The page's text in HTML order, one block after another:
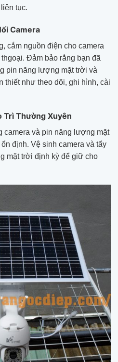
tục.
Camera
cắm nguồn điện cho camera
Đảm bảo rằng bạn đã
pin năng lượng mặt trời và
thiết như theo dõi, ghi hình, cài
Trì Thường Xuyên
camera và pin năng lượng mặt
định. Vệ sinh camera và tẩy
mặt trời định kỳ để giữ cho